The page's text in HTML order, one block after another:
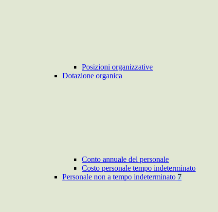
Posizioni organizzative
Dotazione organica
Conto annuale del personale
Costo personale tempo indeterminato
Personale non a tempo indeterminato 7